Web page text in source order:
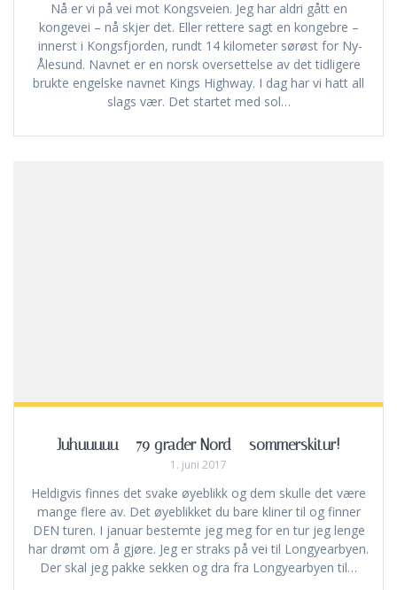
Nå er vi på vei mot Kongsveien. Jeg har aldri gått en
kongevei – nå skjer det. Eller rettere sagt en kongebre –
innerst i Kongsfjorden, rundt 14 kilometer sørøst for Ny-
Ålesund. Navnet er en norsk oversettelse av det tidligere
brukte engelske navnet Kings Highway. I dag har vi hatt all
slags vær. Det startet med sol…
Juhuuuuu – 79 grader Nord – sommerskitur!
1. juni 2017
Heldigvis finnes det svake øyeblikk og dem skulle det være
mange flere av. Det øyeblikket du bare kliner til og finner
DEN turen. I januar bestemte jeg meg for en tur jeg lenge
har drømt om å gjøre. Jeg er straks på vei til Longyearbyen.
Der skal jeg pakke sekken og dra fra Longyearbyen til…